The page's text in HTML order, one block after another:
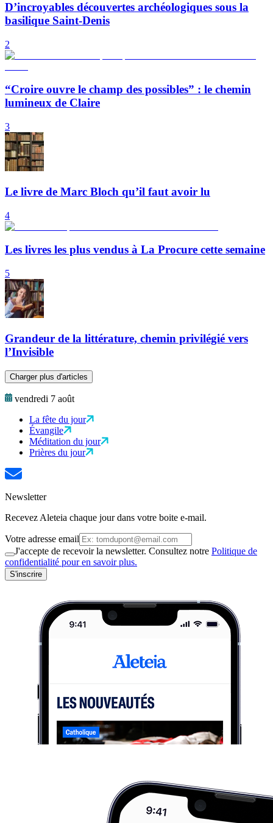
D’incroyables découvertes archéologiques sous la
basilique Saint-Denis
2
“Croire ouvre le champ des possibles” : le chemin
lumineux de Claire
3
Le livre de Marc Bloch qu’il faut avoir lu
4
Les livres les plus vendus à La Procure cette semaine
5
Grandeur de la littérature, chemin privilégié vers
l’Invisible
Charger plus d'articles
vendredi 7 août
La fête du jour
Évangile
Méditation du jour
Prières du jour
Newsletter
Recevez Aleteia chaque jour dans votre boite e-mail.
Votre adresse email
J'accepte de recevoir la newsletter. Consultez notre Politique de
confidentialité pour en savoir plus.
S'inscrire